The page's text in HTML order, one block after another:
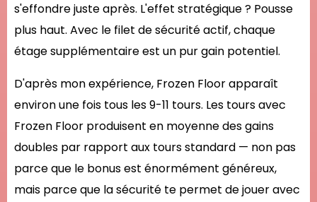
s'effondre juste après. L'effet stratégique ? Pousse
plus haut. Avec le filet de sécurité actif, chaque
étage supplémentaire est un pur gain potentiel.
D'après mon expérience, Frozen Floor apparaît
environ une fois tous les 9-11 tours. Les tours avec
Frozen Floor produisent en moyenne des gains
doubles par rapport aux tours standard — non pas
parce que le bonus est énormément généreux,
mais parce que la sécurité te permet de jouer avec